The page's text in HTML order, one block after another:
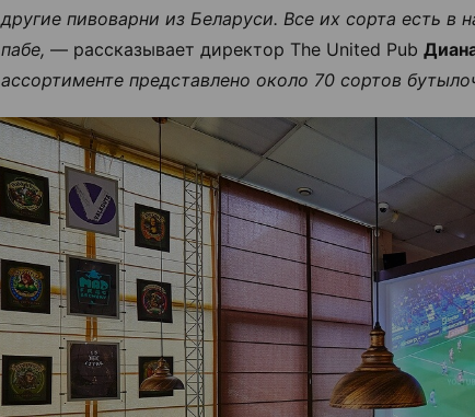
другие пивоварни из Беларуси. Все их сорта есть в
пабе, — рассказывает директор The United Pub
ассортименте представлено около 70 сортов